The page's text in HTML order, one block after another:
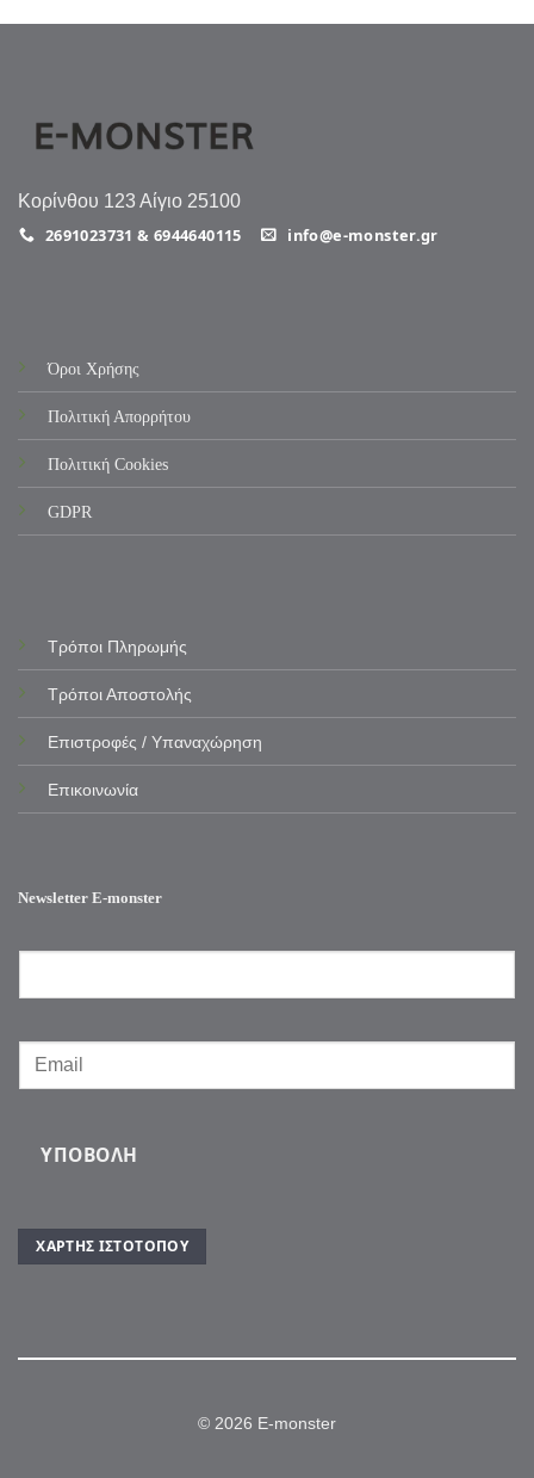
Κορίνθου 123 Αίγιο 25100
2691023731 & 6944640115 info@e-monster.gr
Όροι Χρήσης
Πολιτική Απορρήτου
Πολιτική Cookies
GDPR
Τρόποι Πληρωμής
Τρόποι Αποστολής
Επιστροφές / Υπαναχώρηση
Επικοινωνία
Newsletter E-monster
ΥΠΟΒΟΛΉ
ΧΆΡΤΗΣ ΙΣΤΌΤΟΠΟΥ
© 2026 E-monster